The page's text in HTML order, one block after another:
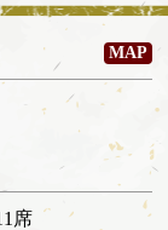
MAP
席